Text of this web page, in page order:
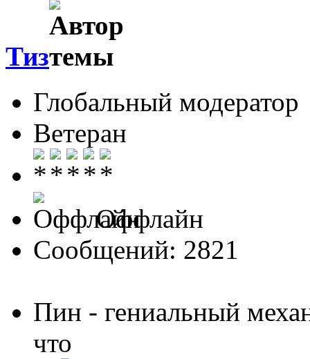
Тиз
Глобальный модератор
Ветеран
Оффлайн
Сообщений: 2821
Пин - гениальный
что